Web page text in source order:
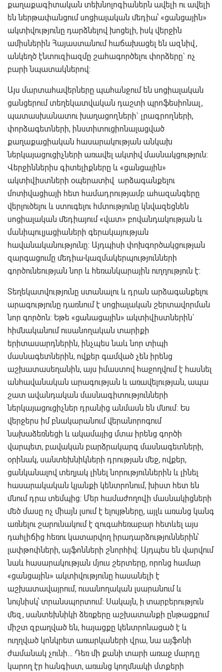
քաղաքագիտական տեխնոլոգիաներն ավելի ու ավելի
են ներթափանցում սոցիալական մեդիա՝ «ցանցային»
ակտիվությունը դարձնելով խոցելի, իսկ վերջին
ամիսներին Հայաստանում հաճախացել են ազնիվ,
անկեղծ էնտուզիազմը շահագործելու փորձերը` ոչ
բարի նպատակներով:
Այս մարտահավերները պահանջում են սոցիալական
ցանցերում տեղեկատվական դաշտի պրոֆեսիոնալ,
պատասխանատու խաղացողների` լրագրողների,
փորձագետների, ինստիտուցիոնալացված
քաղաքացիական հասարակության անկախ
ներկայացուցիչների առավել ակտիվ մասնակցություն:
Վերջիններիս գիտելիքները և «ցանցային»
ակտիվիստների օպերատիվ արձագանքելու
մոտիվացիայի հետ համադրությամբ ահազանգերը
վերլուծելու և ստուգելու հմտությունը կնվազեցնեն
սոցիալական մեդիայում «վատ» բովանդակության և
մանիպուլյացիաների գերակայության
հավանականությունը: Այդպիսի փոխգործակցության
զարգացումը մեդիա-կազմակերպությունների
գործունեության նոր և հեռանկարային ուղղություն է:
Տեղեկատվությունը ստանալու և դրան արձագանքելու
արագությունը դառնում է սոցիալական շերտավորման
նոր գործոն: Եթե «ցանացային» ակտիվիստներին`
հիմնականում ուսանողական տարիքի
երիտասարդներին, ինչպես նաև նոր տիպի
մասնագետներին, ովքեր գամված չեն իրենց
աշխատասեղանին, այս իմաստով հաջողվում է հասնել
անհավանական արագության և առավելության, ապա
շատ ավանդական մասնագիտությունների
ներկայացուցիչներ դրանից անմասն են մնում: Ես
վերջերս իմ բնակարանում վերանորոգում
նախաձեռնեցի և ակամայից մտա իրենց գործի
վարպետ, բավական բարձրակարգ մասնագետների,
օրինակ, սանտեխնիկների դրության մեջ, ովքեր,
ցանկանալով տեղյակ լինել նորություններին և լինել
հասարակական կյանքի կենտրոնում, խիստ հետ են
մնում դրա տեմպից: Մեր համաժողովի մասնակիցների
մեծ մասը ոչ միայն լսում է ելույթները, այլև առանց կանգ
առնելու շարունակում է զուգահեռաբար հետևել այս
դահլիճից հեռու կատարվող իրադարձություններին՝
լափթոփների, այֆոնների շնորհիվ: Այդպես են վարվում
նաև հասարակության մյուս շերտերը, որոնց համար
«ցանցային» ակտիվությունը հասանելի է
աշխատավայրում, ուսանողական լսարանում և
նույնիսկ՝ տրանսպորտում: Սակայն, ի տարբերություն
մեզ, սանտեխնիկի ձեռքերը աշխատանքի ընթացքում
միշտ զբաղված են, հայացքը կենտրոնացած է և
ուղղված կոնկրետ առարկաների վրա, նա այֆոնի
ժամանակ չունի… Դեռ մի քանի տարի առաջ մարդը
կարող էր հանգիստ, առանց կողմնակի մտքերի